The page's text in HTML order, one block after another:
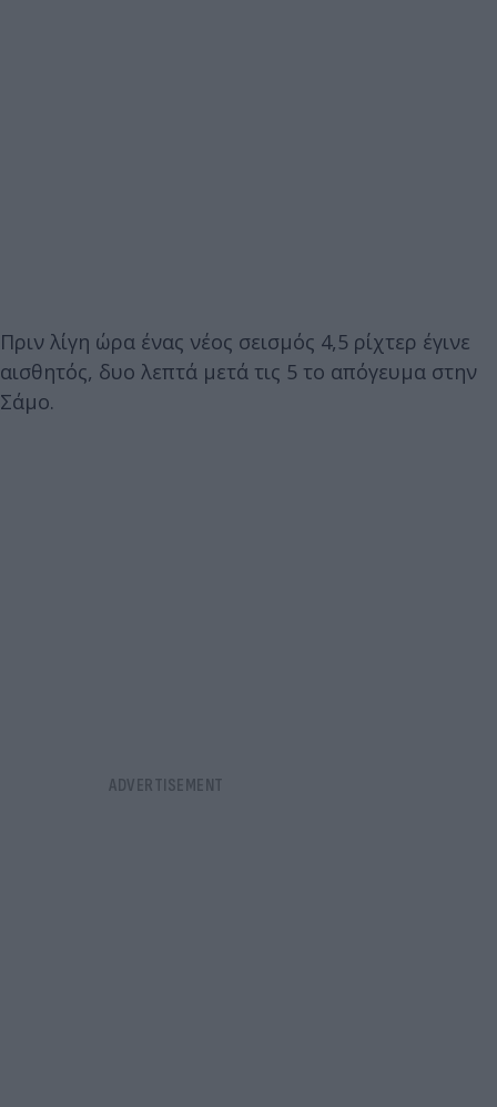
Πριν λίγη ώρα ένας νέος σεισμός 4,5 ρίχτερ έγινε
αισθητός, δυο λεπτά μετά τις 5 το απόγευμα στην
Σάμο.